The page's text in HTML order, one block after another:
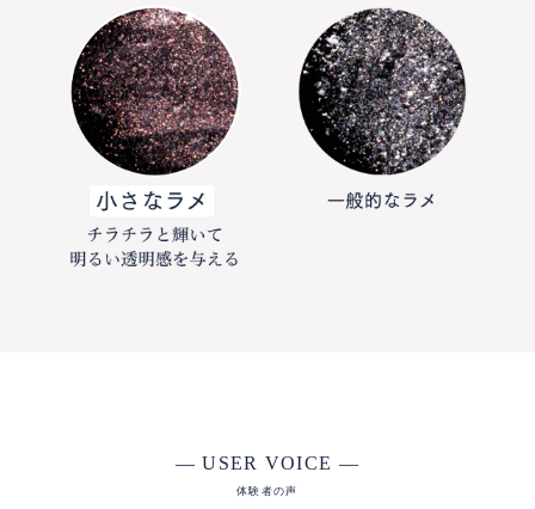
— USER VOICE —
体験者の声